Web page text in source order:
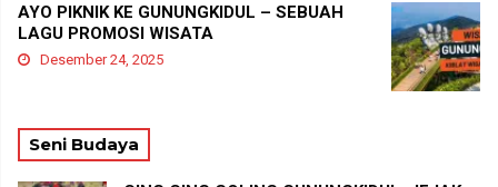
AYO PIKNIK KE GUNUNGKIDUL – SEBUAH
LAGU PROMOSI WISATA
Desember 24, 2025
Seni Budaya